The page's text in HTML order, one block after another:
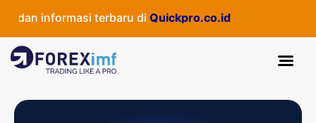
informasi terbaru diQuickpro.co.id